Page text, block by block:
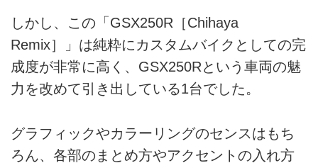
しかし、この「GSX250R［Chihaya
Remix］」は純粋にカスタムバイクとしての完
成度が非常に高く、GSX250Rという車両の魅
力を改めて引き出している1台でした。
グラフィックやカラーリングのセンスはもち
ろん、各部のまとめ方やアクセントの入れ方